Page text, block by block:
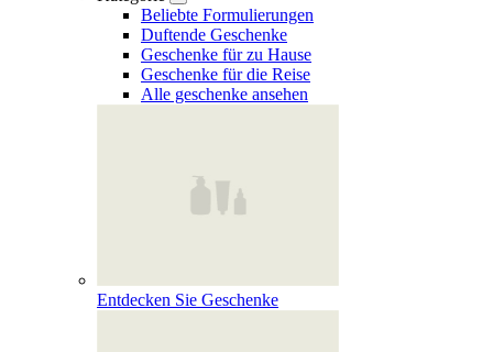
Beliebte Formulierungen
Duftende Geschenke
Geschenke für zu Hause
Geschenke für die Reise
Alle geschenke ansehen
Entdecken Sie Geschenke